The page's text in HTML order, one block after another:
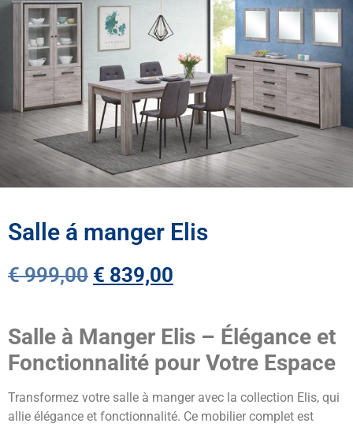
Salle á manger Elis
€999,00 € 839,00
Salle à Manger Elis – Élégance et
Fonctionnalité pour Votre Espace
Transformez votre salle à manger avec la collection Elis, qui
allie élégance et fonctionnalité. Ce mobilier complet est